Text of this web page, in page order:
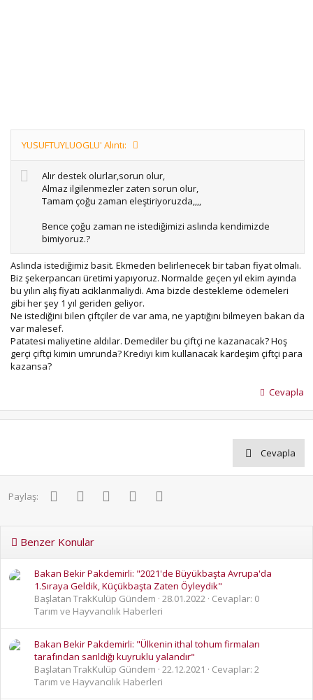
YUSUFTUYLUOGLU' Alıntı:
Alır destek olurlar,sorun olur,
Almaz ilgilenmezler zaten sorun olur,
Tamam çoğu zaman eleştiriyoruzda,,,,
Bence çoğu zaman ne istediğimizi aslında kendimizde
bimiyoruz.?
Aslında istediğimiz basit. Ekmeden belirlenecek bir taban fiyat olmalı.
Biz şekerpancarı üretimi yapıyoruz. Normalde geçen yıl ekim ayında
bu yılın alış fiyatı aciklanmaliydi. Ama bizde destekleme ödemeleri
gibi her şey 1 yıl geriden geliyor.
Ne istediğini bilen çiftçiler de var ama, ne yaptığını bilmeyen bakan da
var malesef.
Patatesi maliyetine aldılar. Demediler bu çiftçi ne kazanacak? Hoş
gerçi çiftçi kimin umrunda? Krediyi kim kullanacak kardeşim çiftçi para
kazansa?
Cevapla
Cevapla
Paylaş: FacebookTwitter PinterestWhatsApp
Benzer Konular
Bakan Bekir Pakdemirli: "2021'de Büyükbaşta Avrupa'da
1.Sıraya Geldik, Küçükbaşta Zaten Öyleydik"
Başlatan TrakKulüp Gündem 28.01.2022 Cevaplar: 0
Tarım ve Hayvancılık Haberleri
Bakan Bekir Pakdemirli: "Ülkenin ithal tohum firmaları
tarafından sarıldığı kuyruklu yalandır"
Başlatan TrakKulüp Gündem 22.12.2021
Cevaplar: 2
Tarım ve Hayvancılık Haberleri